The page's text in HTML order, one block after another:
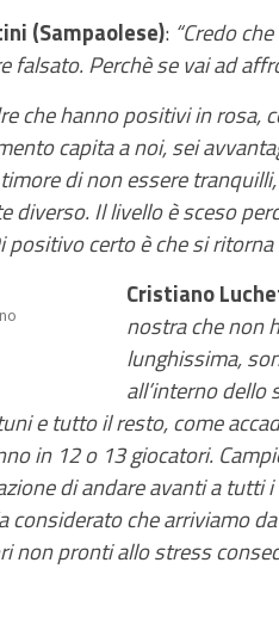
(Sampaolese): “Credo
falsato. Perchè se vai ad
che hanno positivi in rosa,
capita a noi, sei
di non essere
diverso. Il livello è sceso
positivo certo è che si
Cristiano
nostra che non
lunghissima,
all’interno dello
e tutto il resto, come
in 12 o 13 giocatori.
di andare avanti a tutti
considerato che arriviamo
non pronti allo stress